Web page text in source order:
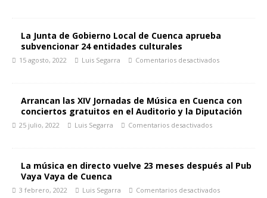
La Junta de Gobierno Local de Cuenca aprueba
subvencionar 24 entidades culturales
15 agosto, 2022 Luis Segarra Comentarios desactivados
Arrancan las XIV Jornadas de Música en Cuenca con
conciertos gratuitos en el Auditorio y la Diputación
25 julio, 2022 Luis Segarra Comentarios desactivados
La música en directo vuelve 23 meses después al Pub
Vaya Vaya de Cuenca
3 febrero, 2022 Luis Segarra Comentarios desactivados